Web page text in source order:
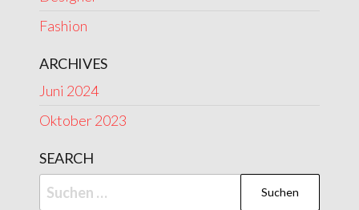
Fashion
ARCHIVES
Juni 2024
Oktober 2023
SEARCH
Suchen
nach: